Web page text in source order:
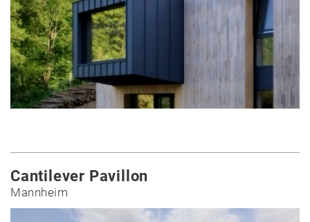
Cantilever Pavillon
Mannheim